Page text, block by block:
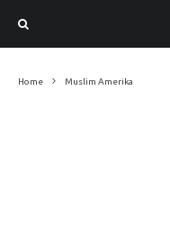
Home Muslim Amerika